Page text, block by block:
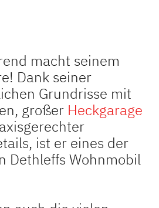
macht seinem
Dank seiner
Grundrisse mit
großer Heckgarage
ist er eines der
Dethleffs Wohnmobil